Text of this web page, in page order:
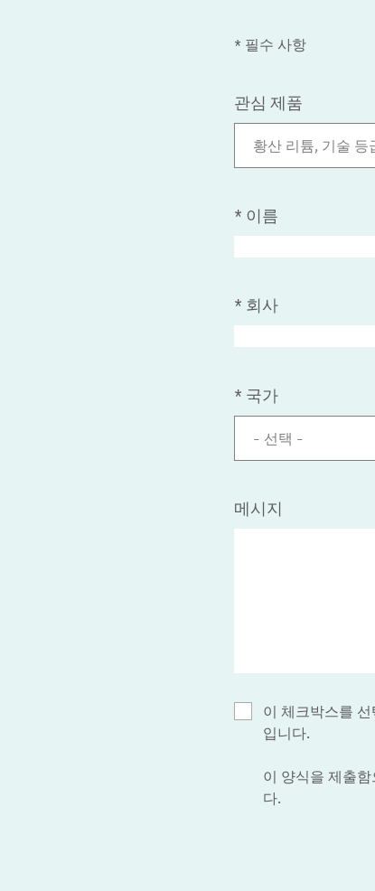
* 필수 사항
관심 제품
황산 리튬, 기술
* 이름
* 회사
* 국가
- 선택 -
메시지
이 체크박스를
입니다.
이 양식을 제출
다.